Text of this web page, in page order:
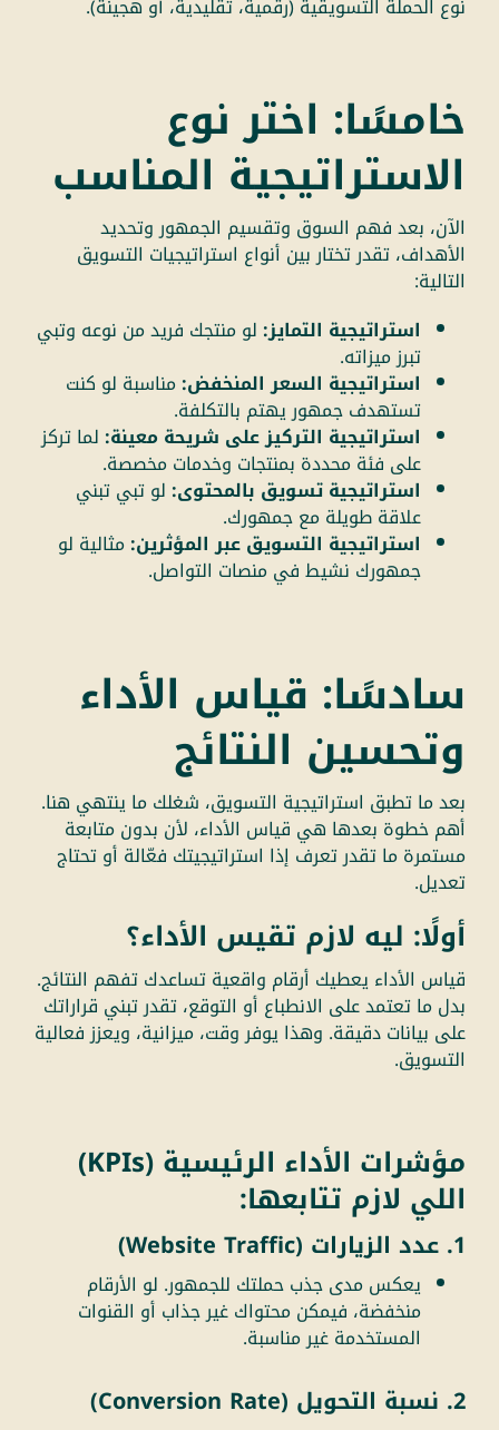
خامسًا: اختر نوع
الاستراتيجية المناسب
الآن، بعد فهم السوق وتقسيم الجمهور وتحديد
الأهداف، تقدر تختار بين أنواع استراتيجيات التسويق
التالية:
استراتيجية التمايز: لو منتجك فريد من نوعه وتبي
تبرز ميزاته.
استراتيجية السعر المنخفض: مناسبة لو كنت
تستهدف جمهور يهتم بالتكلفة.
استراتيجية التركيز على شريحة معينة: لما تركز
على فئة محددة بمنتجات وخدمات مخصصة.
استراتيجية تسويق بالمحتوى: لو تبي تبني
علاقة طويلة مع جمهورك.
استراتيجية التسويق عبر المؤثرين: مثالية لو
جمهورك نشيط في منصات التواصل.
سادسًا: قياس الأداء
وتحسين النتائج
بعد ما تطبق استراتيجية التسويق، شغلك ما ينتهي هنا.
أهم خطوة بعدها هي قياس الأداء، لأن بدون متابعة
مستمرة ما تقدر تعرف إذا استراتيجيتك فعّالة أو تحتاج
تعديل.
أولًا: ليه لازم تقيس الأداء؟
قياس الأداء يعطيك أرقام واقعية تساعدك تفهم النتائج.
بدل ما تعتمد على الانطباع أو التوقع، تقدر تبني قراراتك
على بيانات دقيقة. وهذا يوفر وقت، ميزانية، ويعزز فعالية
التسويق.
مؤشرات الأداء الرئيسية (KPIs)
اللي لازم تتابعها:
1. عدد الزيارات (Website Traffic)
يعكس مدى جذب حملتك للجمهور. لو الأرقام
منخفضة، فيمكن محتواك غير جذاب أو القنوات
المستخدمة غير مناسبة.
2. نسبة التحويل (Conversion Rate)